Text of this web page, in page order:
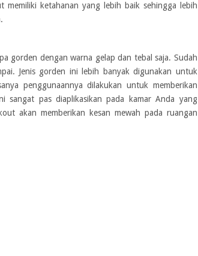
ketahanan yang lebih baik sehingga lebih
gorden dengan warna gelap dan tebal saja. Sudah
Jenis gorden ini lebih banyak digunakan untuk
penggunaannya dilakukan untuk memberikan
sangat pas diaplikasikan pada kamar Anda yang
akan memberikan kesan mewah pada ruangan